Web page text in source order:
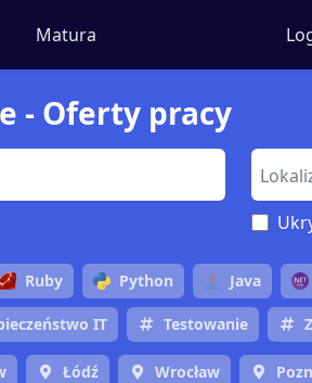
Matura
- Oferty pracy
Ruby Python Java
IT Testowanie
Łódź Wrocław